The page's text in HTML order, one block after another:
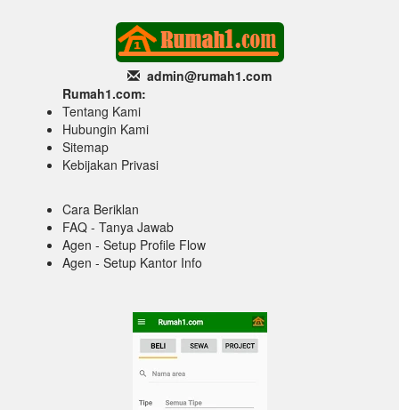
admin@rumah1.com
Rumah1.com:
Tentang Kami
Hubungin Kami
Sitemap
Kebijakan Privasi
Cara Beriklan
FAQ - Tanya Jawab
Agen - Setup Profile Flow
Agen - Setup Kantor Info